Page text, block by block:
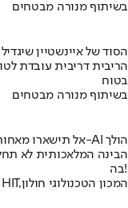
בשיתוף מנורה מבטחים
הסוד של איינשטיין
הריבית דריבית עובדת
בטוח
בשיתוף מנורה מבטחים
אל תישארו מאחור – בואו לגלות לאן ה-AI הולך
הבינה המלאכותית לא
בה!
בשיתוף HIT,המכון הטכנולוגי חולון